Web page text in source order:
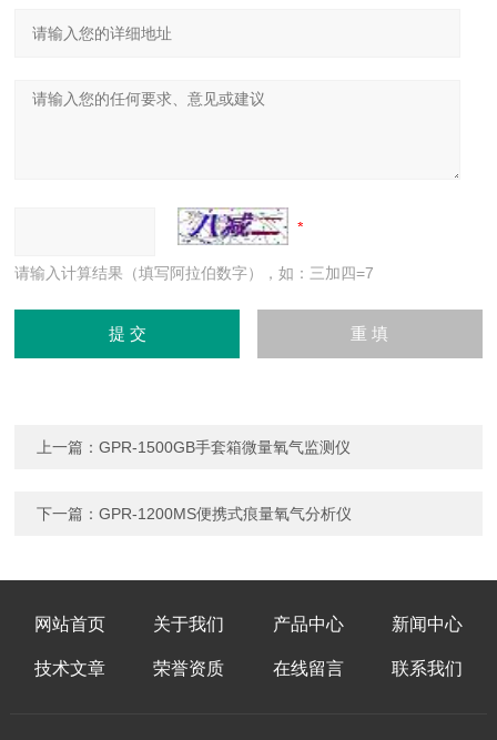
请输入计算结果（填写阿拉伯数字），如：三加四=7
上一篇：GPR-1500GB手套箱微量氧气监测仪
下一篇：GPR-1200MS便携式痕量氧气分析仪
网站首页 关于我们 产品中心 新闻中心
技术文章 荣誉资质 在线留言 联系我们